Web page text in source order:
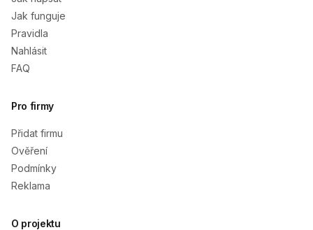
Jak funguje
Pravidla
Nahlásit
FAQ
Pro firmy
Přidat firmu
Ověření
Podmínky
Reklama
O projektu